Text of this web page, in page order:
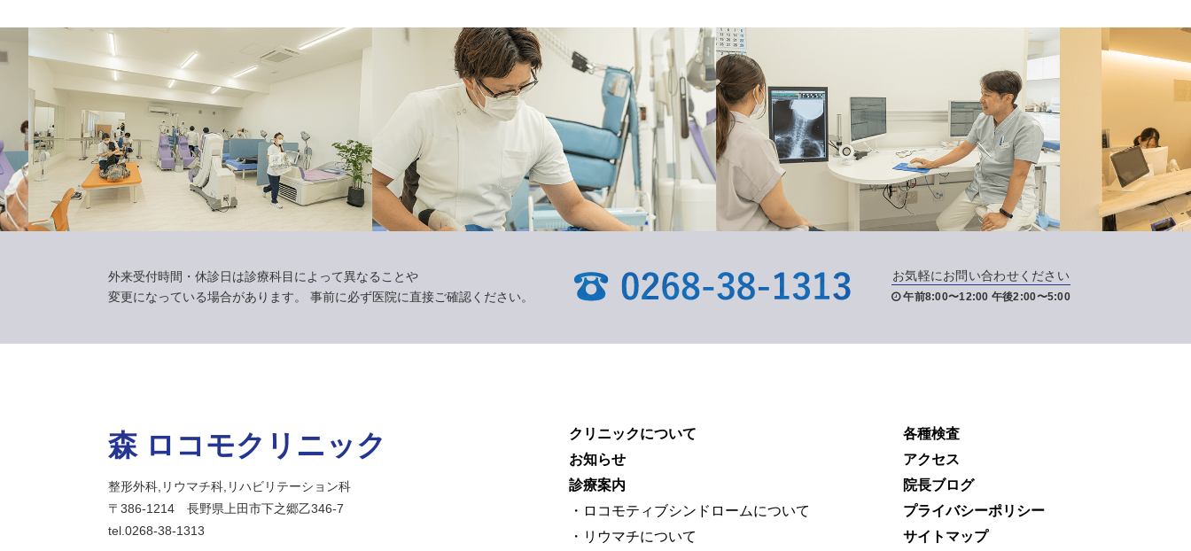
外来受付時間・休診日は診療科目によって異なることや
変更になっている場合があります。 事前に必ず医院に直接ご確認ください。
お気軽にお問い合わせください
午前8:00〜12:00 午後2:00〜5:00
森 ロコモクリニック
整形外科,リウマチ科,リハビリテーション科
〒386-1214 長野県上田市下之郷乙346-7
tel.0268-38-1313
クリニックについて
お知らせ
診療案内
・ロコモティブシンドロームについて
・リウマチについて
各種検査
アクセス
院長ブログ
プライバシーポリシー
サイトマップ